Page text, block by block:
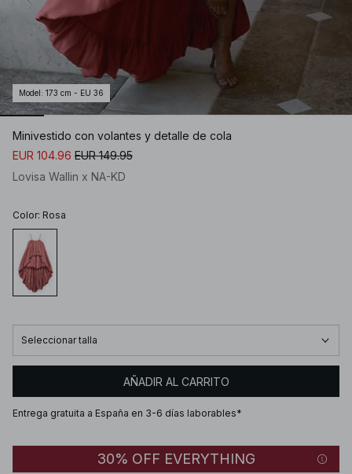
Model : 173 cm - EU 36
Minivestido con volantes y detalle de cola
EUR 104.96 EUR 149.95
Lovisa Wallin x NA-KD
Color: Rosa
Seleccionar talla
AÑADIR AL CARRITO
Entrega gratuita a España en 3-6 días laborables*
30% OFF EVERYTHING